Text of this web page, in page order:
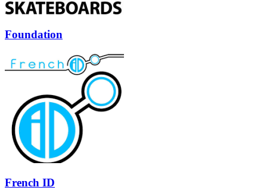
Foundation
French ID